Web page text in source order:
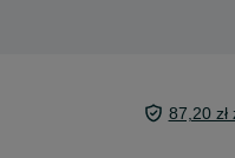
87,20